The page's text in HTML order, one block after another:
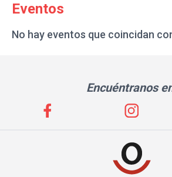
Eventos
No hay eventos que coincidan
Encuéntranos